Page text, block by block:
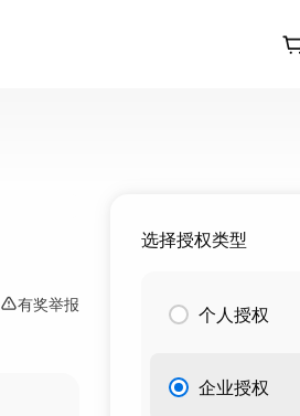
有奖举报
选择授权类型
个人授权
企业授权